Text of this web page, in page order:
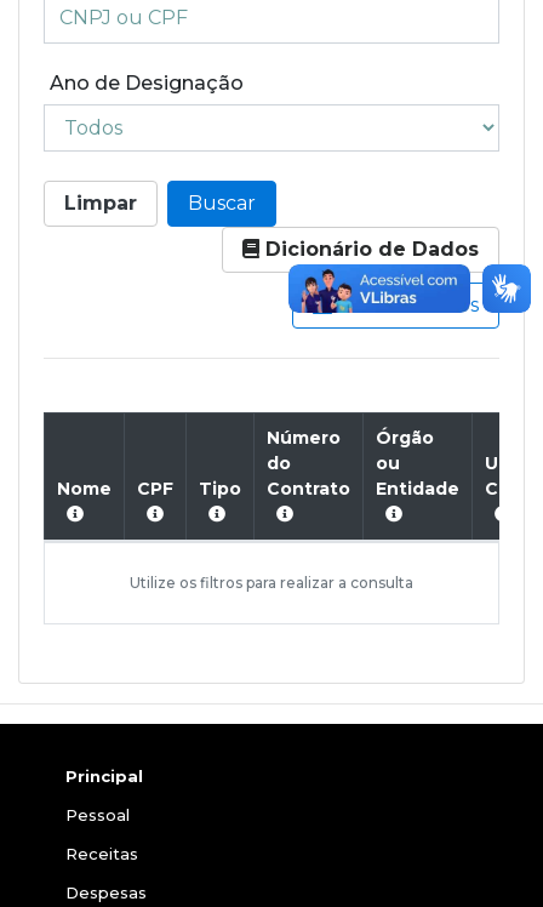
Ano de Designação
Limpar
Buscar
Dicionário de Dados
Dados Abertos
Nome CPF Tipo
Número
do
Contrato
Órgão
ou
Entidade
Utilize os filtros para realizar a consulta
Principal
Pessoal
Receitas
Despesas